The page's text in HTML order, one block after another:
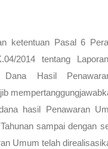
ketentuan Pasal 6
2014 tentang
Dana Hasil
hasil Penawaran
sampai dengan
Umum telah